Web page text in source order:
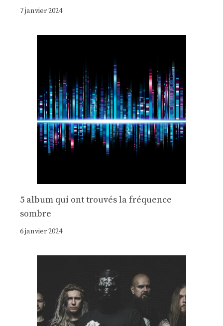
7 janvier 2024
5 album qui ont trouvés la fréquence
sombre
6 janvier 2024